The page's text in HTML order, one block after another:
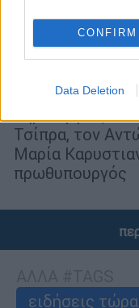
CONFIRM
Data Deletion
Μέρος):
νέων
Τι απαντούν οι
δημιουργίας
Τσίπρα, τον
Μαρία
πρωθυπουργός
ειδήσεις τώρα